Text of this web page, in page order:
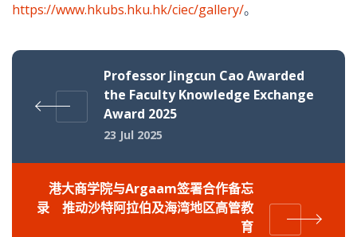
https://www.hkubs.hku.hk/ciec/gallery/。
Professor Jingcun Cao Awarded
the Faculty Knowledge Exchange
Award 2025
23 Jul 2025
港大商学院与Argaam签署合作备忘
录 推动沙特阿拉伯及海湾地区高管教
育